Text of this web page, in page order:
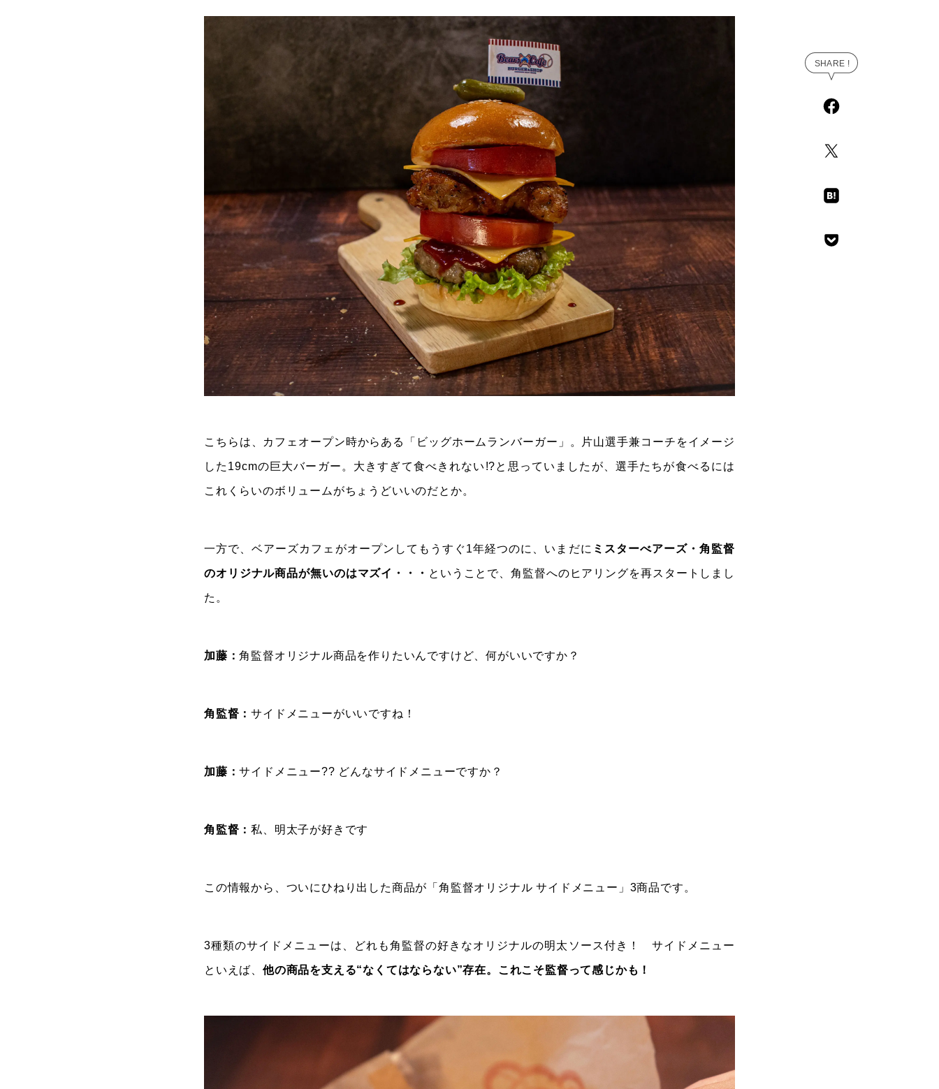
こちらは、カフェオープン時からある「ビッグホームランバーガー」。片山選手兼コーチをイメージ
した19cmの巨大バーガー。大きすぎて食べきれない!?と思っていましたが、選手たちが食べるには
これくらいのボリュームがちょうどいいのだとか。
一方で、ベアーズカフェがオープンしてもうすぐ1年経つのに、いまだに ミスターべアーズ・角監督
のオリジナル商品が無いのはマズイ・・・ ということで、角監督へのヒアリングを再スタートしまし
た。
加藤：角監督オリジナル商品を作りたいんですけど、何がいいですか？
角監督：サイドメニューがいいですね！
加藤：サイドメニュー?? どんなサイドメニューですか？
角監督：私、明太子が好きです
この情報から、ついにひねり出した商品が「角監督オリジナル サイドメニュー」3商品です。
3種類のサイドメニューは、どれも角監督の好きなオリジナルの明太ソース付き！ サイドメニュー
といえば、 他の商品を支える“なくてはならない”存在。これこそ監督って感じかも！